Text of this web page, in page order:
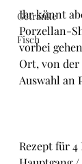
Getränke
Fisch
Ihr könnt
Porzellan-
vorbei
Ort, von
Auswahl an
Rezept für 4